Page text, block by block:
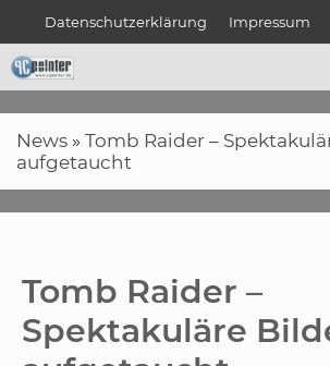
springen
Datenschutzerklärung Impressum
News » Tomb Raider –
aufgetaucht
Tomb Raider –
Spektakuläre